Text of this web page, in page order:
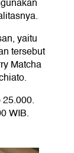
yaitu
tersebut
Matcha
WIB.